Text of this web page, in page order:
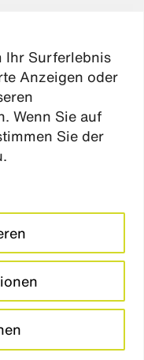
Ihr Surferlebnis
Anzeigen oder
Wenn Sie auf
Sie der